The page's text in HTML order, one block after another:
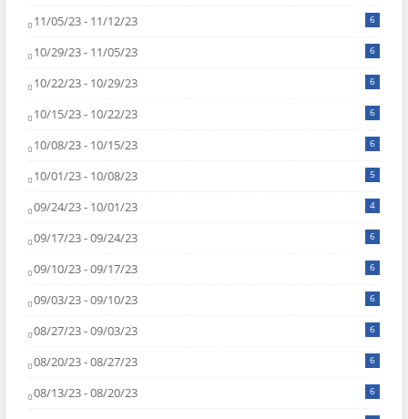
11/05/23 - 11/12/23 6
10/29/23 - 11/05/23 6
10/22/23 - 10/29/23 6
10/15/23 - 10/22/23 6
10/08/23 - 10/15/23 6
10/01/23 - 10/08/23 5
09/24/23 - 10/01/23 4
09/17/23 - 09/24/23 6
09/10/23 - 09/17/23 6
09/03/23 - 09/10/23 6
08/27/23 - 09/03/23 6
08/20/23 - 08/27/23 6
08/13/23 - 08/20/23 6